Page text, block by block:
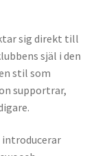
sig direkt till
själ i den
stil som
supportrar,
introducerar